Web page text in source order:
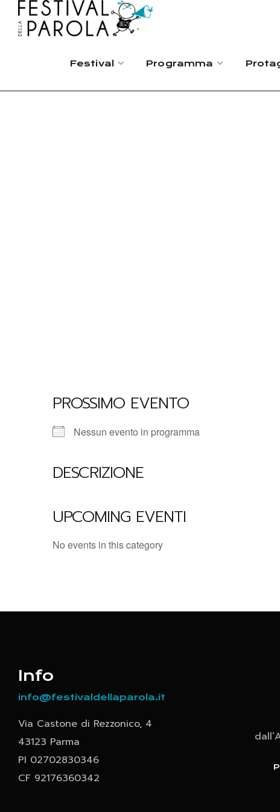
Festival Programma
PROSSIMO EVENTO
Nessun evento in programma
DESCRIZIONE
UPCOMING EVENTI
No events in this category
Info
info@festivaldellaparola.it
Via Castone di Rezzonico, 4
43123 Parma
PI 02702830346
CF 92176360342